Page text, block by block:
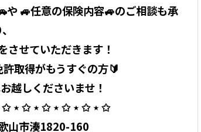
🚙任意の保険内容🚙のご相談も承
させていただきます！
取得がもうすぐの方🔰
越しくださいませ！
⋆ ✩ ⋆ ✩ ⋆ ✩ ⋆ ✩ ⋆ ✩
山市湊1820-160